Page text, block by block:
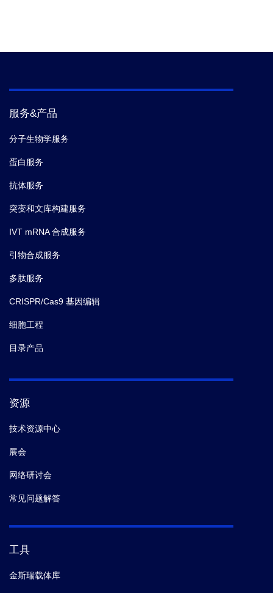
服务&产品
分子生物学服务
蛋白服务
抗体服务
突变和文库构建服务
IVT mRNA 合成服务
引物合成服务
多肽服务
CRISPR/Cas9 基因编辑
细胞工程
目录产品
资源
技术资源中心
展会
网络研讨会
常见问题解答
工具
金斯瑞载体库